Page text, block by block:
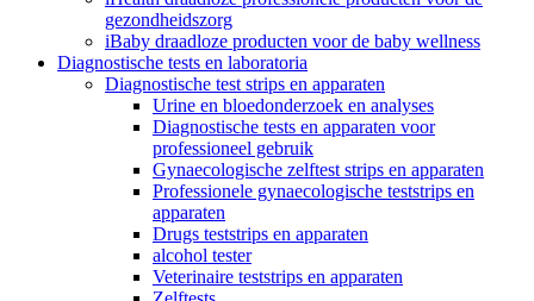
gezondheidszorg
iBaby draadloze producten voor de baby wellness
Diagnostische tests en laboratoria
Diagnostische test strips en apparaten
Urine en bloedonderzoek en analyses
Diagnostische tests en apparaten voor
professioneel gebruik
Gynaecologische zelftest strips en apparaten
Professionele gynaecologische teststrips en
apparaten
Drugs teststrips en apparaten
alcohol tester
Veterinaire teststrips en apparaten